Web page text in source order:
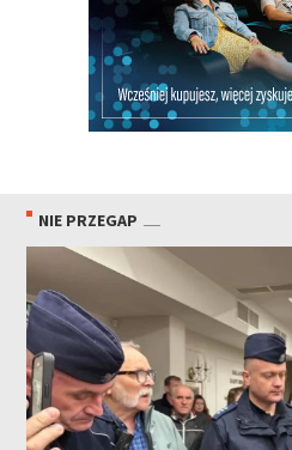
NIE PRZEGAP